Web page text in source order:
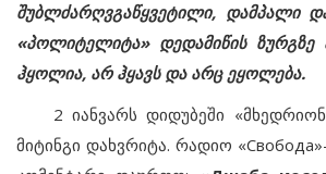
შუბლძარღვგაწყვეტილი, დამპალი
«პოლიტელიტა» დედამიწის
ჰყოლია, არ ჰყავს და არც ეყოლება.
2 იანვარს დიდუბეში
მიტინგი დახვრიტა. რადიო